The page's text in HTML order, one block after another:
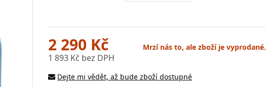
2 290 Kč
1 893 Kč bez DPH
Mrzí nás to, ale zboží je vyprodané.
Dejte mi vědět, až bude zboží dostupné